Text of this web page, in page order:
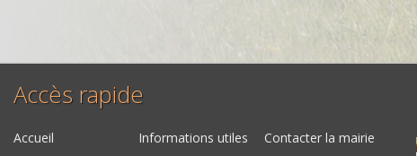
Accès rapide
Accueil Informations utiles
Contacter la mairie